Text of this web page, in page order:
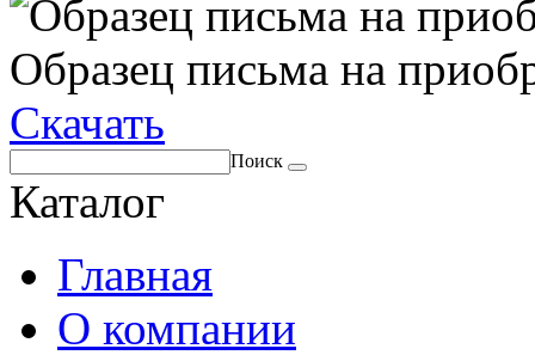
Образец письма на
Скачать
Поиск
Каталог
Главная
О компании